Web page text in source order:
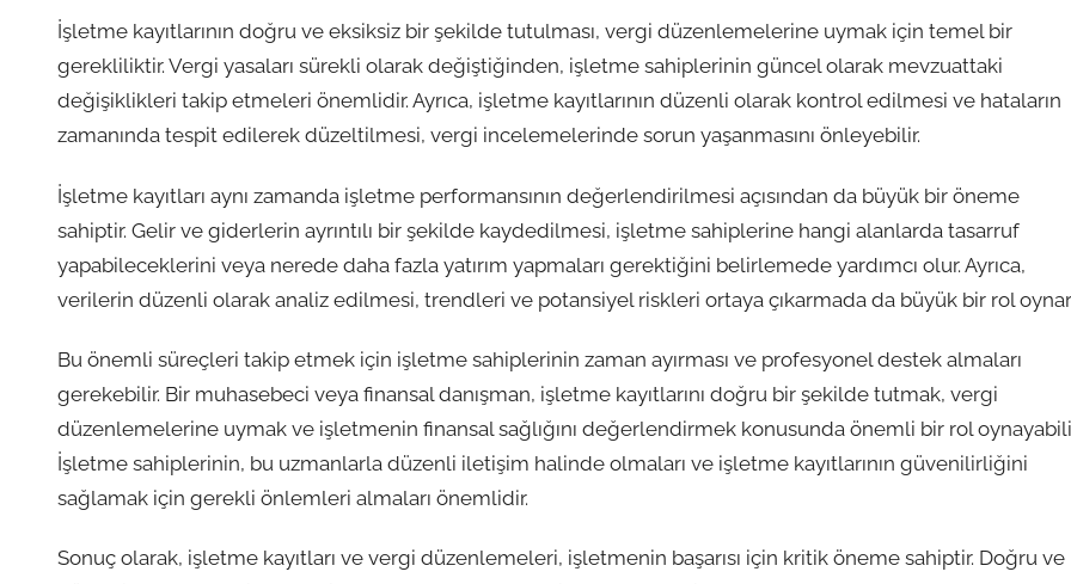
İşletme kayıtlarının doğru ve eksiksiz bir şekilde tutulması, vergi düzenlemelerine uymak için temel bir
gerekliliktir. Vergi yasaları sürekli olarak değiştiğinden, işletme sahiplerinin güncel olarak mevzuattaki
değişiklikleri takip etmeleri önemlidir. Ayrıca, işletme kayıtlarının düzenli olarak kontrol edilmesi ve hataların
zamanında tespit edilerek düzeltilmesi, vergi incelemelerinde sorun yaşanmasını önleyebilir.
İşletme kayıtları aynı zamanda işletme performansının değerlendirilmesi açısından da büyük bir öneme
sahiptir. Gelir ve giderlerin ayrıntılı bir şekilde kaydedilmesi, işletme sahiplerine hangi alanlarda tasarruf
yapabileceklerini veya nerede daha fazla yatırım yapmaları gerektiğini belirlemede yardımcı olur. Ayrıca,
verilerin düzenli olarak analiz edilmesi, trendleri ve potansiyel riskleri ortaya çıkarmada da büyük bir rol
Bu önemli süreçleri takip etmek için işletme sahiplerinin zaman ayırması ve profesyonel destek almaları
gerekebilir. Bir muhasebeci veya finansal danışman, işletme kayıtlarını doğru bir şekilde tutmak, vergi
düzenlemelerine uymak ve işletmenin finansal sağlığını değerlendirmek konusunda önemli bir rol
İşletme sahiplerinin, bu uzmanlarla düzenli iletişim halinde olmaları ve işletme kayıtlarının güvenilirliğini
sağlamak için gerekli önlemleri almaları önemlidir.
Sonuç olarak, işletme kayıtları ve vergi düzenlemeleri, işletmenin başarısı için kritik öneme sahiptir. Doğru ve